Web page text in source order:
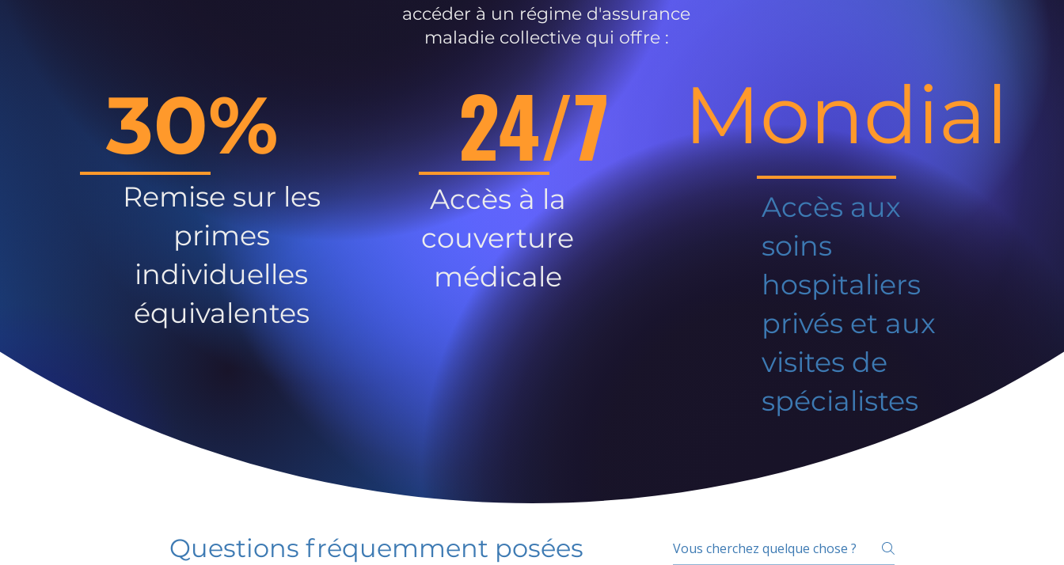
accéder à un régime d'assurance
maladie collective qui offre :
30%
Remise sur les
primes
individuelles
équivalentes
24/7
Accès à la
couverture
médicale
Mondial
Accès aux
soins
hospitaliers
privés et aux
visites de
spécialistes
Questions fréquemment posées